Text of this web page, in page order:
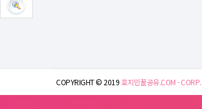
COPYRIGHT © 2019호치민꿀공유.COM - CORP.